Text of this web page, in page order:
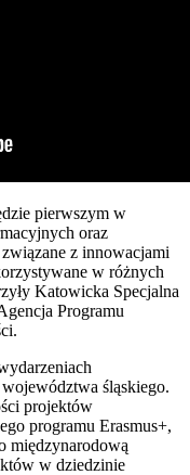
pierwszym w
oraz
z innowacjami
w różnych
Katowicka Specjalna
Programu
śląskiego.
projektów
programu Erasmus+,
międzynarodową
w dziedzinie